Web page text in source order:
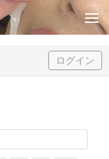
ログイン